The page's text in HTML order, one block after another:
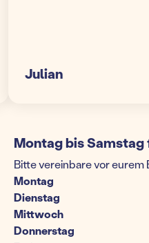
Montag bis
Bitte vereinbare vor eurem
Montag
Dienstag
Mittwoch
Donnerstag